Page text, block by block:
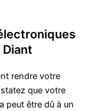
rendre votre
que votre
peut être dû à un